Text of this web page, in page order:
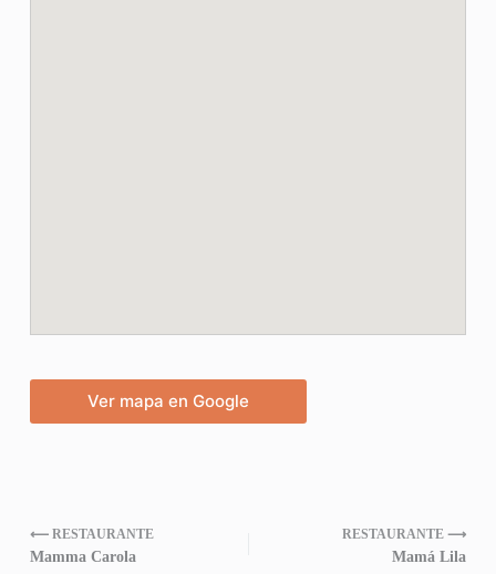
Ver mapa en Google
⟵ RESTAURANTE
Mamma Carola
RESTAURANTE ⟶
Mamá Lila